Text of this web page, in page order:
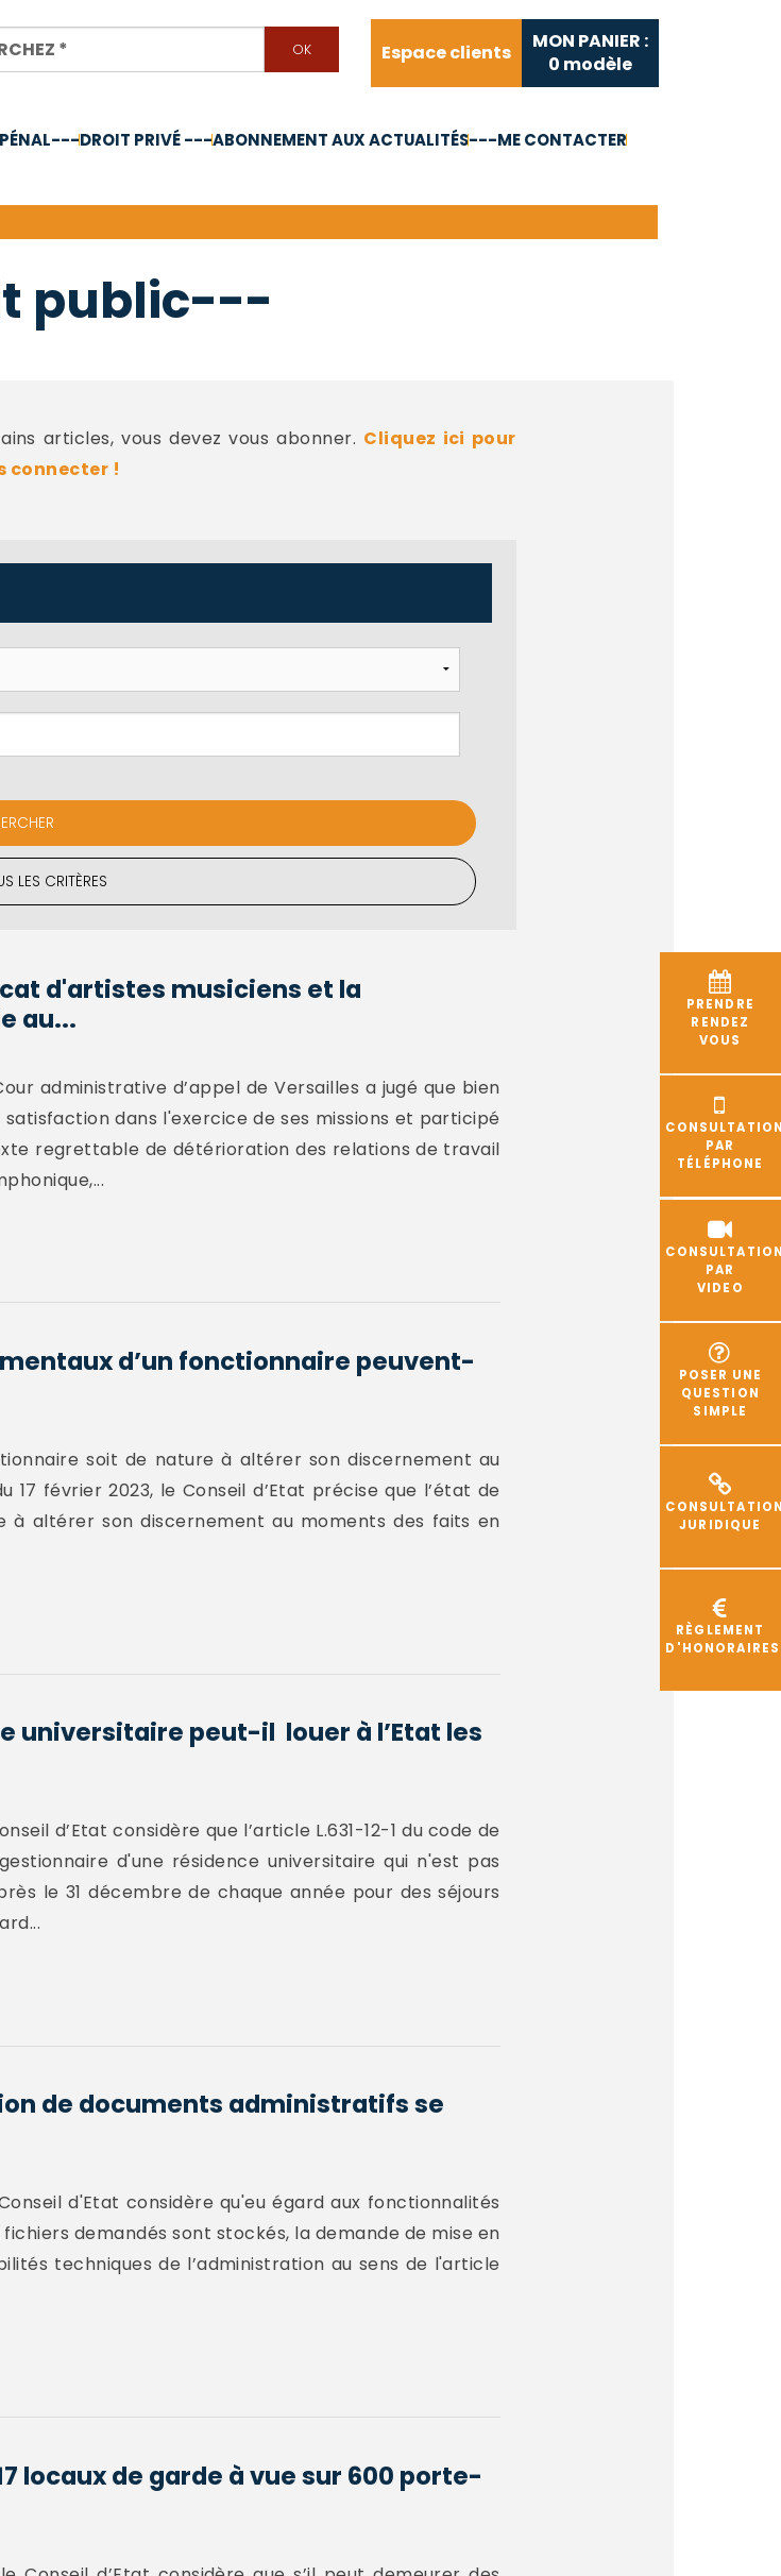
Espace clients
MON PANIER :
0 modèle
DROIT PRIVÉ ---ABONNEMENT AUX ACTUALITÉS---ME CONTACTER
PRENDRE
RENDEZ
VOUS
PAR
TÉLÉPHONE
PAR
VIDEO
POSER UNE
QUESTION
SIMPLE
JURIDIQUE
RÈGLEMENT
D'HONORAIRES
public---
articles, vous devez vous abonner. Cliquez ici pour
connecter !
LES CRITÈRES
d'artistes musiciens et la
au...
administrative d’appel de Versailles a jugé que bien
dans l'exercice de ses missions et participé
regrettable de détérioration des relations de travail
d’un fonctionnaire peuvent-
soit de nature à altérer son discernement au
février 2023, le Conseil d’Etat précise que l’état de
altérer son discernement au moments des faits en
universitaire peut-il louer à l’Etat les
d’Etat considère que l’article L.631-12-1 du code de
d'une résidence universitaire qui n'est pas
le 31 décembre de chaque année pour des séjours
de documents administratifs se
d'Etat considère qu'eu égard aux fonctionnalités
demandés sont stockés, la demande de mise en
techniques de l’administration au sens de l'article
locaux de garde à vue sur 600 porte-